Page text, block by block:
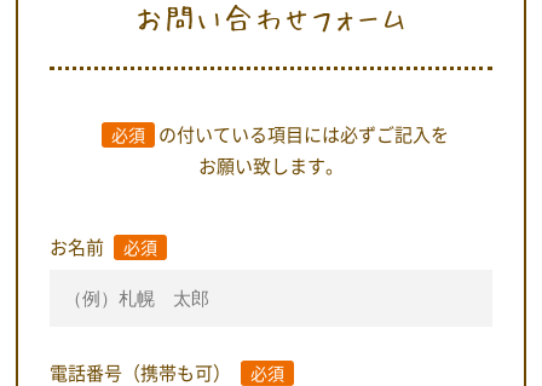
お問い合わせフォーム
必須 の付いている項目には必ずご記入を
お願い致します。
お名前 必須
電話番号（携帯も可） 必須